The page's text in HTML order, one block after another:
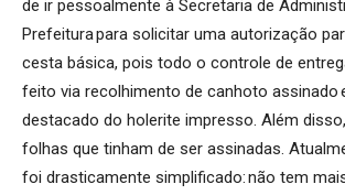
de ir pessoalmente à Secretaria de
Prefeitura para solicitar uma autorização
cesta básica, pois todo o controle de
feito via recolhimento de canhoto assinado
destacado do holerite impresso. Além
folhas que tinham de ser assinadas.
foi drasticamente simplificado: não tem